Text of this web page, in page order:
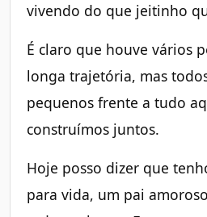
vivendo do que jeitinho
É claro que houve vários
longa trajetória, mas
pequenos frente a tudo
construímos juntos.
Hoje posso dizer que
para vida, um pai